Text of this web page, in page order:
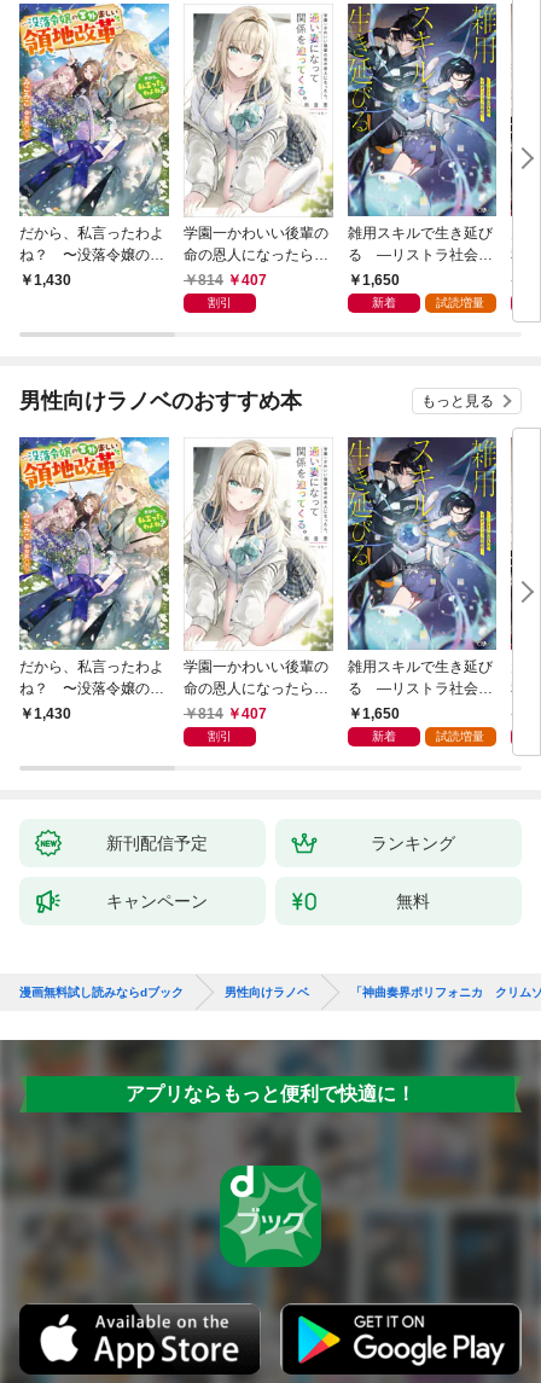
だから、私言ったわよ
ね？ 〜没落令嬢の案
外楽しい領地改革〜
1,430
学園一かわいい後輩の
命の恩人になったら、
通い妻になって関係を
迫ってくる。
814 407
割引
雑用スキルで生き延び
る —リストラ社会人
のソロダンジョン攻略
記—
1,650
新着 試読増量
私
戻
し
男性向けラノベのおすすめ本 もっと見る
だから、私言ったわよ
ね？ 〜没落令嬢の案
外楽しい領地改革〜
1,430
学園一かわいい後輩の
命の恩人になったら、
通い妻になって関係を
迫ってくる。
814 407
割引
雑用スキルで生き延び
る —リストラ社会人
のソロダンジョン攻略
記—
1,650
新着 試読増量
私
戻
し
新刊配信予定 ランキング
キャンペーン 無料
漫画無料試し読みならdブック 男性向けラノベ 「神曲奏界ポリフォニカ クリム
アプリならもっと便利で快適に！